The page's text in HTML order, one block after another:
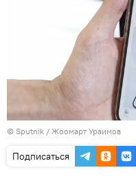
© Sputnik / Жоомарт Ураимов
Подписаться